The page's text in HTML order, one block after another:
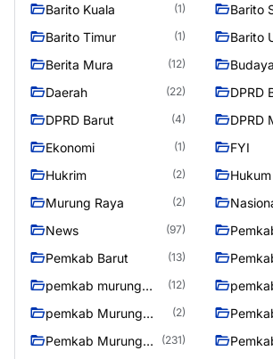
Barito Kuala (1) Barito
Barito Timur (1) Barito
Berita Mura (12) Budaya
Daerah (22) DPRD
DPRD Barut (4)
DPRD
Ekonomi (1) FYI
Hukrim (2)
Murung Raya (2)
News (97)
Pemkab Barut (13)
pemkab murung
(12)
pemkab Murung
(2)
Pemkab Murung
(231)